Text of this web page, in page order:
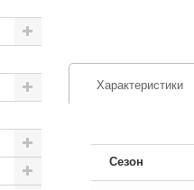
Характеристики
Сезон